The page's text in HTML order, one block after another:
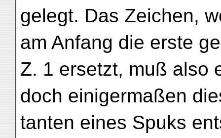
gelegt. Das Zeichen,
am Anfang die erste
Z. 1 ersetzt, muß also
doch einigermaßen
tanten eines Spuks